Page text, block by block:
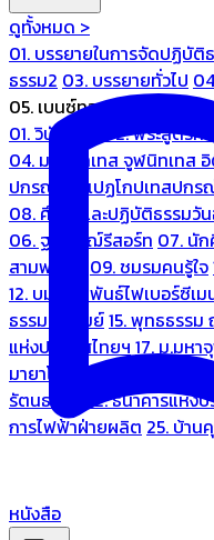
ดูทั้งหมด >
01. บรรยายในการจัดปฏิบัติ
ธรรม2 03. บรรยายทั่วไป
05. เบนซ์ทองหล่อ
01. วินัยปิฎก
02. พระสูตรศึก
04. มหานิทเทส จูฬนิทเทส
ปกรณ์ และเปฏโกปเทสปกร
08. ศึกษาและปฏิบัติธรรมวันอั
06. ฐณิชาฌ์รีสอร์ท 07. นั
สามพระยา
09. ชมรมคนรู้ใจ
12. บมจ.มหพันธ์ไฟเบอร์ซีเม
ธรรมะรื่นรมย์15. พุทธธรร
แห่งประเทศไทยฯ 17. ม.มห
มายาโคตมี
19. ariya
รัตนธรรม
22. ธนาคารแห่ง
การไฟฟ้าฝ่ายผลิต 25. บ้า
หนังสือ